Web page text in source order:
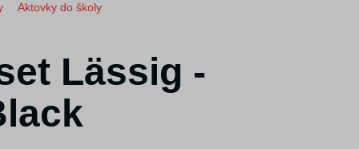
Aktovky do školy
Lässig -